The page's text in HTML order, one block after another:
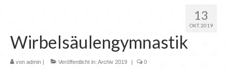
Trainingszeiten
Service
13
OKT. 2019
Wirbelsäulengymnastik
von admin | Veröffentlicht in: Archiv 2019 | 0